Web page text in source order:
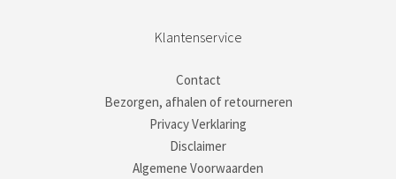
Klantenservice
Contact
Bezorgen, afhalen of retourneren
Privacy Verklaring
Disclaimer
Algemene Voorwaarden